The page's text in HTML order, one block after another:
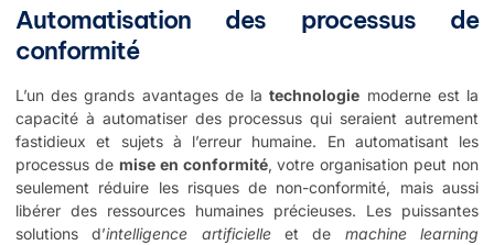
Automatisation des processus de
conformité
L’un des grands avantages de latechnologie moderne est la
capacité à automatiser des processus qui seraient autrement
fastidieux et sujets à l’erreur humaine. En automatisant les
processus de mise en conformité, votre organisation peut non
seulement réduire les risques de non-conformité, mais aussi
libérer des ressources humaines précieuses. Les puissantes
solutions d’intelligence artificielleet de machine learning